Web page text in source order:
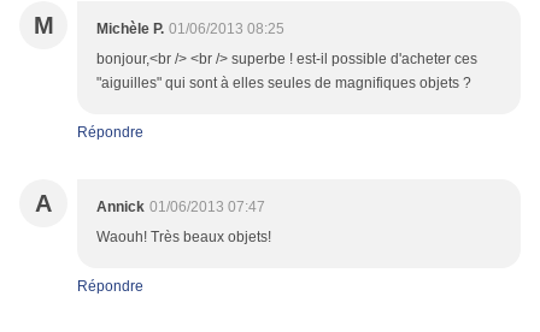
M Michèle P. 01/06/2013 08:25
bonjour,<br /> <br /> superbe ! est-il possible d'acheter ces
"aiguilles" qui sont à elles seules de magnifiques objets ?
Répondre
A Annick 01/06/2013 07:47
Waouh! Très beaux objets!
Répondre